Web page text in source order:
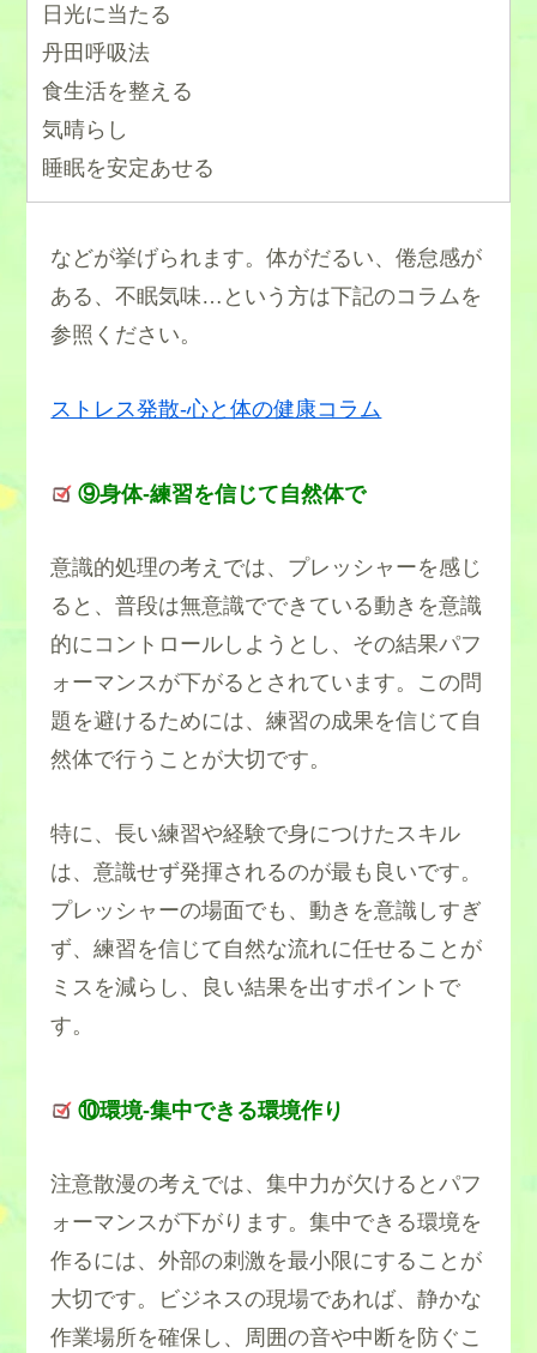
日光に当たる
丹田呼吸法
食生活を整える
気晴らし
睡眠を安定あせる
などが挙げられます。体がだるい、倦怠感が
ある、不眠気味…という方は下記のコラムを
参照ください。
ストレス発散-心と体の健康コラム
⑨身体-練習を信じて自然体で
意識的処理の考えでは、プレッシャーを感じ
ると、普段は無意識でできている動きを意識
的にコントロールしようとし、その結果パフ
ォーマンスが下がるとされています。この問
題を避けるためには、練習の成果を信じて自
然体で行うことが大切です。
特に、長い練習や経験で身につけたスキル
は、意識せず発揮されるのが最も良いです。
プレッシャーの場面でも、動きを意識しすぎ
ず、練習を信じて自然な流れに任せることが
ミスを減らし、良い結果を出すポイントで
す。
⑩環境-集中できる環境作り
注意散漫の考えでは、集中力が欠けるとパフ
ォーマンスが下がります。集中できる環境を
作るには、外部の刺激を最小限にすることが
大切です。ビジネスの現場であれば、静かな
作業場所を確保し、周囲の音や中断を防ぐこ